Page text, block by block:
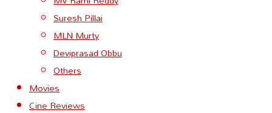
Suresh Pillai
MLN Murty
Deviprasad Obbu
Others
Movies
Cine Reviews